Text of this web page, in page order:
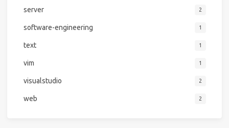
server 2
software-engineering 1
text 1
vim 1
visualstudio 2
web 2